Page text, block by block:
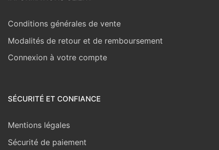
Conditions générales de vente
Modalités de retour et de remboursement
Connexion à votre compte
SÉCURITÉ ET CONFIANCE
Mentions légales
Sécurité de paiement